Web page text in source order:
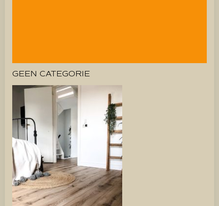
GEEN CATEGORIE